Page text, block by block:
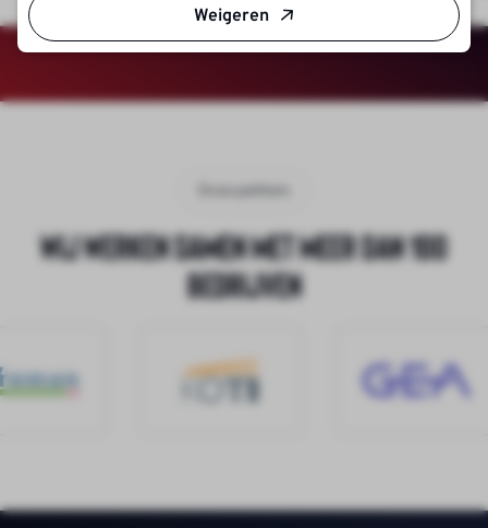
Onze partners
Wij werken samen met meer dan 100
bedrijven
Weigeren